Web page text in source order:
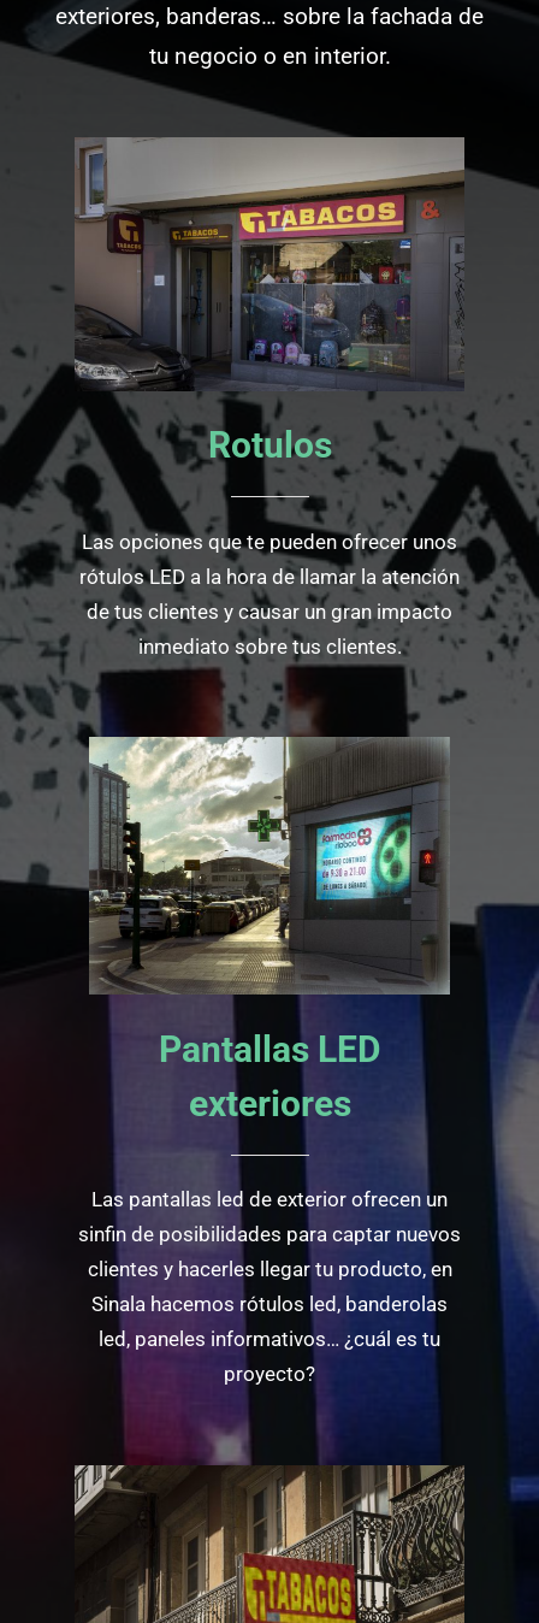
exteriores, banderas… sobre la fachada de
tu negocio o en interior.
Rotulos
Las opciones que te pueden ofrecer unos
rótulos LED a la hora de llamar la atención
de tus clientes y causar un gran impacto
inmediato sobre tus clientes.
Pantallas LED
exteriores
Las pantallas led de exterior ofrecen un
sinfin de posibilidades para captar nuevos
clientes y hacerles llegar tu producto, en
Sinala hacemos rótulos led, banderolas
led, paneles informativos… ¿cuál es tu
proyecto?